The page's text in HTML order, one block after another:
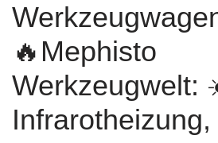
🔥Mephisto
Werkzeugwelt:
Infrarotheizung,